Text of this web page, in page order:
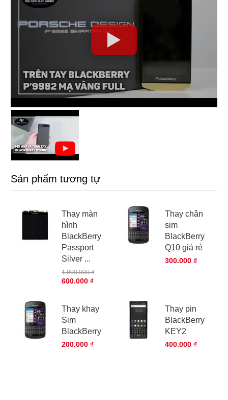
Sản phẩm tương tự
Thay màn
hình
BlackBerry
Passport
Silver ...
1.000.000 ₫
600.000 ₫
Thay chân
sim
BlackBerry
Q10 giá rẻ
300.000 ₫
Thay khay
Sim
BlackBerry
200.000 ₫
Thay pin
BlackBerry
KEY2
400.000 ₫